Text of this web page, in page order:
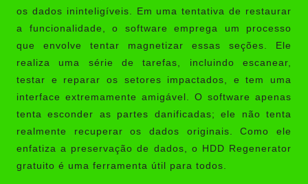
os dados ininteligíveis. Em uma tentativa de restaurar
a funcionalidade, o software emprega um processo
que envolve tentar magnetizar essas seções. Ele
realiza uma série de tarefas, incluindo escanear,
testar e reparar os setores impactados, e tem uma
interface extremamente amigável. O software apenas
tenta esconder as partes danificadas; ele não tenta
realmente recuperar os dados originais. Como ele
enfatiza a preservação de dados, o HDD Regenerator
gratuito é uma ferramenta útil para todos.